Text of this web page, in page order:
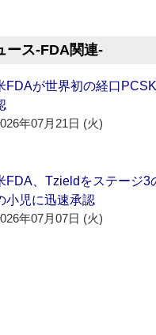
ス‐FDA関連‐
FDAが世界初の経口
年07月21日 (火)
FDA、Tzieldをステージ3
小児に迅速承認
年07月07日 (火)